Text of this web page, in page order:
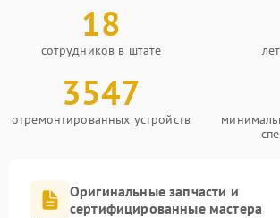
18
сотрудников в штате
3547
отремонтированных устройств
Оригинальные запчасти и
сертифицированные мастера